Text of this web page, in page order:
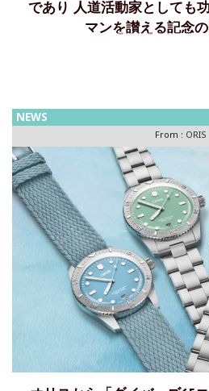
であり 人道活動家としても
マンを讃える記念
入りした偉大なプレーヤーで、人
ます。オリスのシグニチャーモデ
イン
NEWS
From : ORIS